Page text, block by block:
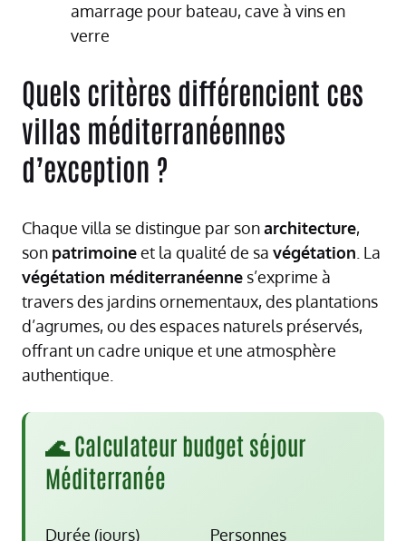
amarrage pour bateau, cave à vins en
verre
Quels critères différencient ces
villas méditerranéennes
d’exception ?
Chaque villa se distingue par sonarchitecture,
son patrimoineet la qualité de sa végétation . La
végétation méditerranéenne s’exprime à
travers des jardins ornementaux, des plantations
d’agrumes, ou des espaces naturels préservés,
offrant un cadre unique et une atmosphère
authentique.
🌊 Calculateur budget séjour
Méditerranée
Durée (jours) Personnes